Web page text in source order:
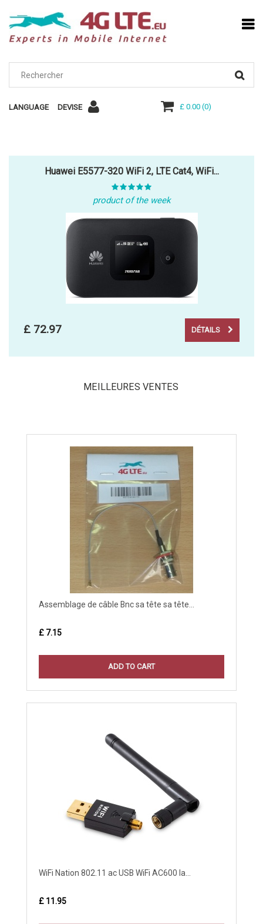
LANGUAGE DEVISE £ 0.00(0)
Huawei E5577-320 WiFi 2, LTE Cat4, WiFi...
product of the week
£ 72.97 DÉTAILS
MEILLEURES VENTES
Assemblage de câble Bnc sa tête sa tête...
£ 7.15
ADD TO CART
WiFi Nation 802.11 ac USB WiFi AC600 la...
£ 11.95